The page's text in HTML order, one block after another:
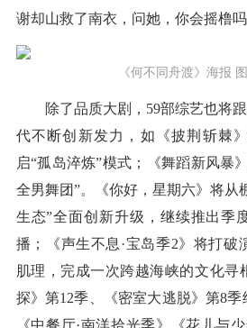
谢却山救了南衣，问她，你会摇橹
《何不同舟渡》海报
除了品质大剧，59部综艺也将跟
代不断创新发力，如《披荆斩棘
启“孤岛淬炼”模式；《舞蹈新风暴
全男舞团”。《你好，星期六》将从
生态”全面创新升级，继续推出季
播；《声生不息·宝岛季2》将打破
肌理，完成一次跨越海峡的文化寻
探》第12季、《密室大逃脱》第8季
《中餐厅·南洋拾光季》《花儿与